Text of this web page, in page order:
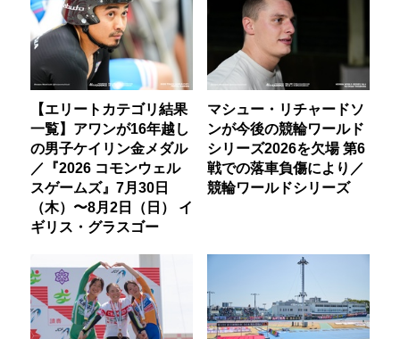
【エリートカテゴリ結果
一覧】アワンが16年越し
の男子ケイリン金メダル
／『2026 コモンウェル
スゲームズ』7月30日
（木）〜8月2日（日） イ
ギリス・グラスゴー
マシュー・リチャードソ
ンが今後の競輪ワールド
シリーズ2026を欠場 第6
戦での落車負傷により／
競輪ワールドシリーズ